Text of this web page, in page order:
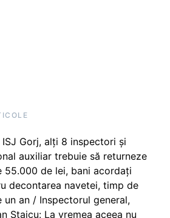
ISJ Gorj, alți 8 inspectori și
auxiliar trebuie să returneze
55.000 de lei, bani acordați
decontarea navetei, timp de
un an / Inspectorul general,
Staicu: La vremea aceea nu